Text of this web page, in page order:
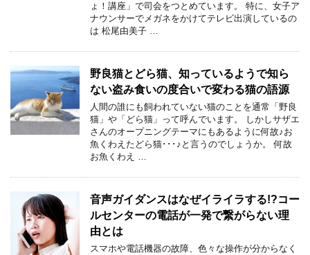
ょ！講座」で司会をつとめています。 特に、女子ア
ナウンサーでメガネをかけてテレビ出演しているの
は 松尾由美子 …
野良猫とどら猫、知っているようで知ら
ない盗み食いの度合いで変わる猫の語源
人間の誰にも飼われていない猫のことを通常「野良
猫」や「どら猫」って呼んでいます。 しかしサザエ
さんのオープニングテーマにもあるように何故♪お
魚くわえたどら猫･･･♪と言うのでしょうか。 何故
お魚くわえ …
音声ガイダンスはなぜイライラする!?コー
ルセンターの電話が一発で繋がらない理
由とは
スマホや電話機器の故障、色々な操作が分からなく